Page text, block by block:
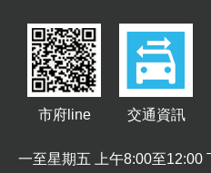
網
市府line 交通資訊
一至星期五 上午8:00至12:00